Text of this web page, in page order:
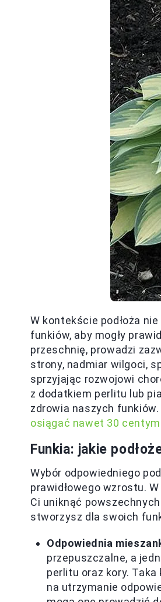
W kontekście podłoża
funkiów, aby mogły
przeschnię, prowadzi
strony, nadmiar wilgoci,
sprzyjając rozwojowi
z dodatkiem perlitu lub
zdrowia naszych funkiów.
osiągać nawet 30
Funkia: jakie
Wybór odpowiedniego
prawidłowego wzrostu.
Ci uniknąć
stworzysz dla swoich
Odpowiednia
przepuszczalne, a
perlitu oraz kory.
na utrzymanie